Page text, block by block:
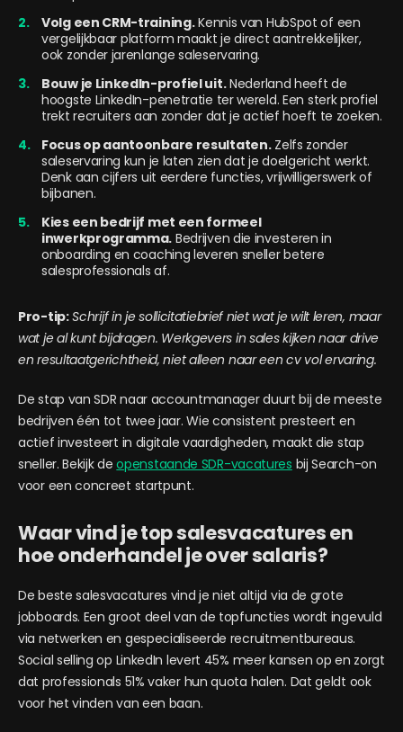
Volg een CRM-training.Kennis van HubSpot of een
vergelijkbaar platform maakt je direct aantrekkelijker,
ook zonder jarenlange saleservaring.
Bouw je LinkedIn-profiel uit.Nederland heeft de
hoogste LinkedIn-penetratie ter wereld. Een sterk profiel
trekt recruiters aan zonder dat je actief hoeft te zoeken.
Focus op aantoonbare resultaten.Zelfs zonder
saleservaring kun je laten zien dat je doelgericht werkt.
Denk aan cijfers uit eerdere functies, vrijwilligerswerk of
bijbanen.
Kies een bedrijf met een formeel
inwerkprogramma. Bedrijven die investeren in
onboarding en coaching leveren sneller betere
salesprofessionals af.
Pro-tip:Schrijf in je sollicitatiebrief niet wat je wilt leren, maar
wat je al kunt bijdragen. Werkgevers in sales kijken naar drive
en resultaatgerichtheid, niet alleen naar een cv vol ervaring.
De stap van SDR naar accountmanager duurt bij de meeste
bedrijven één tot twee jaar. Wie consistent presteert en
actief investeert in digitale vaardigheden, maakt die stap
sneller. Bekijk deopenstaande SDR-vacatures bij Search-on
voor een concreet startpunt.
Waar vind je top salesvacatures en
hoe onderhandel je over salaris?
De beste salesvacatures vind je niet altijd via de grote
jobboards. Een groot deel van de topfuncties wordt ingevuld
via netwerken en gespecialiseerde recruitmentbureaus.
Social selling op LinkedIn levert 45% meer kansen op en zorgt
dat professionals 51% vaker hun quota halen. Dat geldt ook
voor het vinden van een baan.